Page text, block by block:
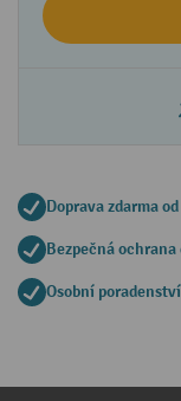
Doprava zdarma
Bezpečná ochrana
Osobní